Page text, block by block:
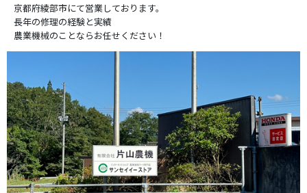
京都府綾部市にて営業しております。
長年の修理の経験と実績
農業機械のことならお任せください！